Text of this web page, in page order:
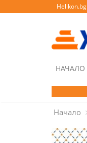
Helikon.bg
НАЧАЛО
Начало